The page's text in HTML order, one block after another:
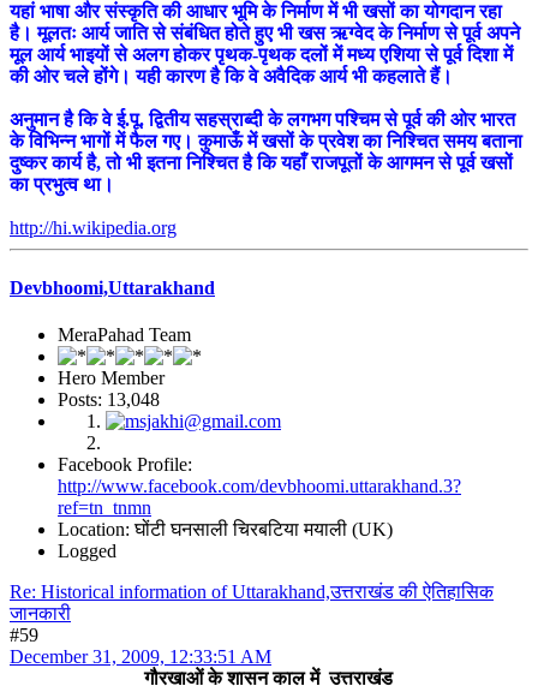
यहां भाषा और संस्कृति की आधार भूमि के निर्माण में भी खसों का योगदान रहा
है। मूलतः आर्य जाति से संबंधित होते हुए भी खस ऋग्वेद के निर्माण से पूर्व अपने
मूल आर्य भाइयों से अलग होकर पृथक-पृथक दलों में मध्य एशिया से पूर्व दिशा में
की ओर चले होंगे। यही कारण है कि वे अवैदिक आर्य भी कहलाते हैं।
अनुमान है कि वे ई.पू. द्वितीय सहस्राब्दी के लगभग पश्चिम से पूर्व की ओर भारत
के विभिन्न भागों में फैल गए। कुमाऊँ में खसों के प्रवेश का निश्चित समय बताना
दुष्कर कार्य है, तो भी इतना निश्चित है कि यहाँ राजपूतों के आगमन से पूर्व खसों
का प्रभुत्व था।
http://hi.wikipedia.org
Devbhoomi,Uttarakhand
MeraPahad Team
Hero Member
Posts: 13,048
Facebook Profile:
http://www.facebook.com/devbhoomi.uttarakhand.3?
ref=tn_tnmn
Location: घोंटी घनसाली चिरबटिया मयाली (UK)
Logged
Re: Historical information of Uttarakhand,उत्तराखंड की ऐतिहासिक
जानकारी
#59
December 31, 2009, 12:33:51 AM
गौरखाओं के शासन काल में उत्तराखंड